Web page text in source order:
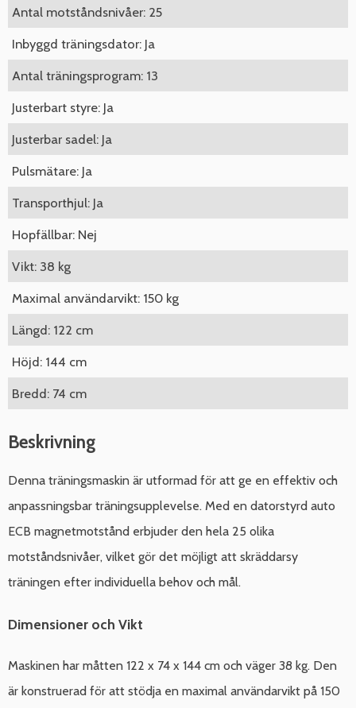
Antal motståndsnivåer: 25
Inbyggd träningsdator: Ja
Antal träningsprogram: 13
Justerbart styre: Ja
Justerbar sadel: Ja
Pulsmätare: Ja
Transporthjul: Ja
Hopfällbar: Nej
Vikt: 38 kg
Maximal användarvikt: 150 kg
Längd: 122 cm
Höjd: 144 cm
Bredd: 74 cm
Beskrivning
Denna träningsmaskin är utformad för att ge en effektiv och
anpassningsbar träningsupplevelse. Med en datorstyrd auto
ECB magnetmotstånd erbjuder den hela 25 olika
motståndsnivåer, vilket gör det möjligt att skräddarsy
träningen efter individuella behov och mål.
Dimensioner och Vikt
Maskinen har måtten 122 x 74 x 144 cm och väger 38 kg. Den
är konstruerad för att stödja en maximal användarvikt på 150